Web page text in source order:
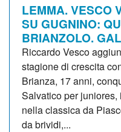
LEMMA. VESCO
SU GUGNINO:
BRIANZOLO.
Riccardo Vesco
stagione di crescita
Brianza, 17 anni,
Salvatico per
nella classica da
da brividi,...